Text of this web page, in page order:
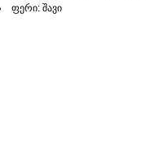
ფერი: შავი